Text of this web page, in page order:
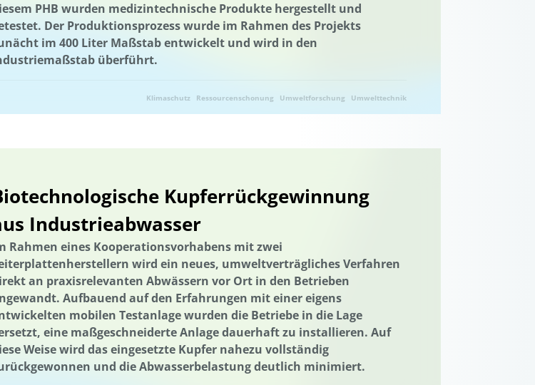
Wasseraufbereitung
Valorisierung organischer Reststoffe; Partizipation und Wissenstransfer
Wissensabgleich und Erfahrungsaustausch
PHB wurden medizintechnische Produkte hergestellt und
Der Produktionsprozess wurde im Rahmen des Projekts
im 400 Liter Maßstab entwickelt und wird in den
überführt.
Klimaschutz Ressourcenschonung Umweltforschung Umwelttechnik
Kupferrückgewinnung
Industrieabwasser
Rahmen eines Kooperationsvorhabens mit zwei
wird ein neues, umweltverträgliches Verfahren
an praxisrelevanten Abwässern vor Ort in den Betrieben
Aufbauend auf den Erfahrungen mit einer eigens
mobilen Testanlage wurden die Betriebe in die Lage
eine maßgeschneiderte Anlage dauerhaft zu installieren. Auf
Weise wird das eingesetzte Kupfer nahezu vollständig
und die Abwasserbelastung deutlich minimiert.